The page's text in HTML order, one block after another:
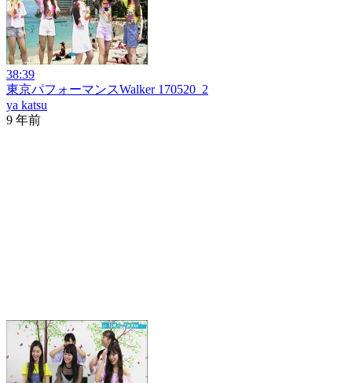
38:39
東京パフォーマンスWalker 170520_2
ya katsu
9 年前